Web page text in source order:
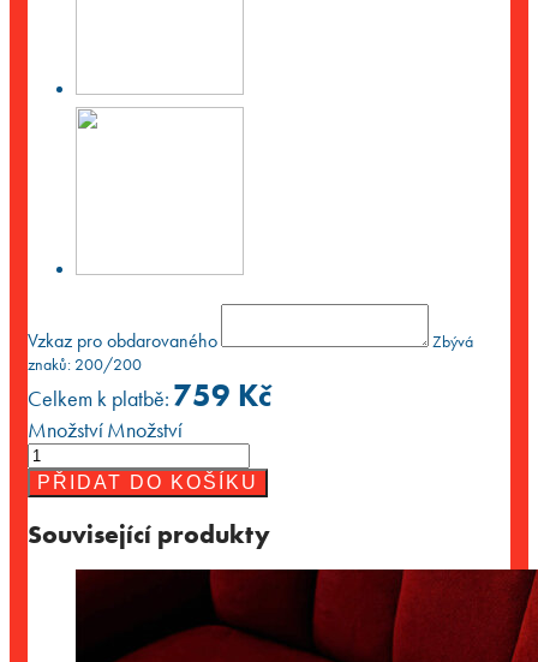
Vzkaz pro obdarovaného
Zbývá
znaků: 200/200
Celkem k platbě: 759 Kč
MnožstvíMnožství
PŘIDAT DO KOŠÍKU
Související produkty